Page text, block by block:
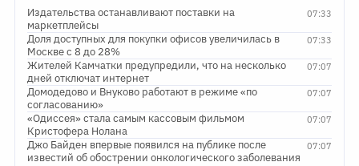
07:33
Издательства останавливают поставки на
маркетплейсы
07:33
Доля доступных для покупки офисов увеличилась в
Москве с 8 до 28%
07:07
Жителей Камчатки предупредили, что на несколько
дней отключат интернет
07:07
Домодедово и Внуково работают в режиме «по
согласованию»
07:07
«Одиссея» стала самым кассовым фильмом
Кристофера Нолана
07:07
Джо Байден впервые появился на публике после
известий об обострении онкологического заболевания